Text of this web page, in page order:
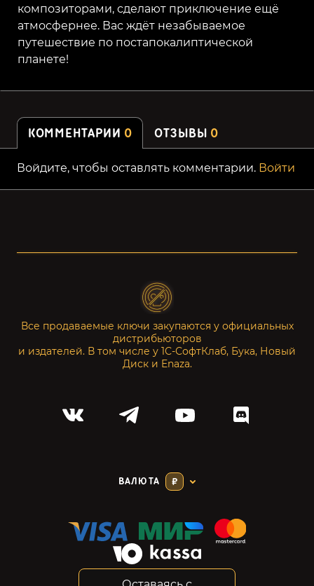
композиторами, сделают приключение ещё
атмосфернее. Вас ждёт незабываемое
путешествие по постапокалиптической
планете!
КОММЕНТАРИИ 0 ОТЗЫВЫ 0
Войдите, чтобы оставлять комментарии. Войти
Все продаваемые ключи закупаются у официальных
дистрибьюторов
и издателей. В том числе у 1С-СофтКлаб, Бука, Новый
Диск и Enaza.
ВАЛЮТА ₽